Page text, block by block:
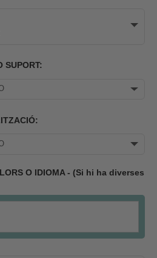
SUPORT:
O IDIOMA - (Si hi ha diverses